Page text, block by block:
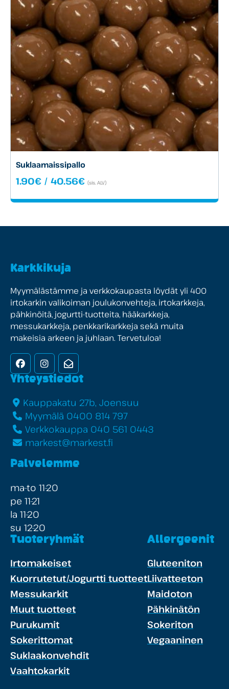
Suklaamaissipallo
1.90€ / 40.56€Hintaluokka:
-
(sis. ALV)
Karkkikuja
Myymälästämme ja verkkokaupasta löydät yli 400
irtokarkin valikoiman joulukonvehteja, irtokarkkeja,
pähkinöitä, jogurtti-tuotteita, hääkarkkeja,
messukarkkeja, penkkarikarkkeja sekä muita
makeisia arkeen ja juhlaan. Tervetuloa!
FacebookInstagramUutiskirje
Yhteystiedot
Kauppakatu 27b, Joensuu
Myymälä 0400 814 797
Verkkokauppa 040 561 0443
markest@markest.fi
Palvelemme
ma-to 11-20
pe 11-21
la 11-20
su 12-20
Tuoteryhmät
Irtomakeiset
Kuorrutetut/Jogurtti tuotteet
Messukarkit
Muut tuotteet
Purukumit
Sokerittomat
Suklaakonvehdit
Vaahtokarkit
Allergeenit
Gluteeniton
Liivatteeton
Maidoton
Pähkinätön
Sokeriton
Vegaaninen